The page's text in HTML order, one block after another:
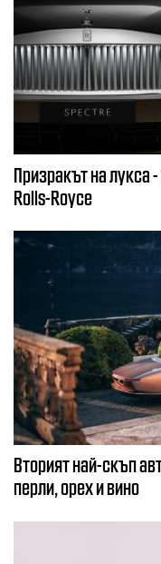
Призракът на лукса
Rolls-Royce
Вторият най-скъп
перли, орех и вино